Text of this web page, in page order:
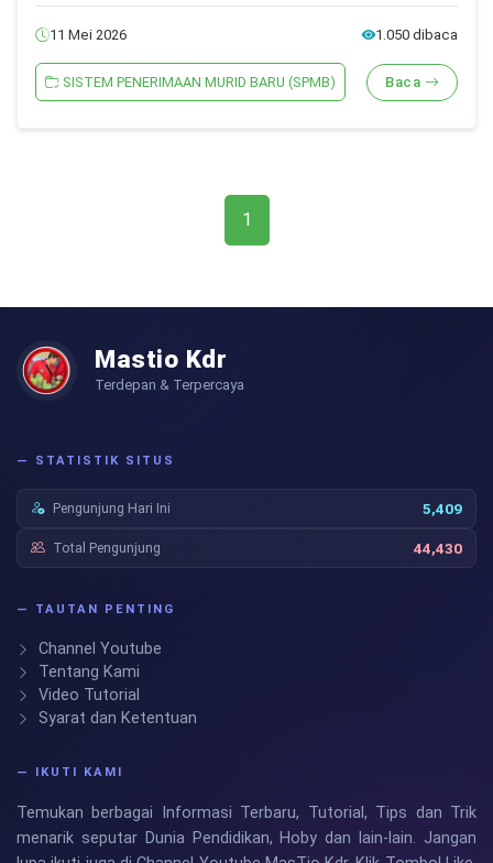
11 Mei 2026 1.050 dibaca
SISTEM PENERIMAAN MURID BARU (SPMB) Baca
1
Mastio Kdr
Terdepan & Terpercaya
— STATISTIK SITUS
Pengunjung Hari Ini 5,409
Total Pengunjung 44,430
— TAUTAN PENTING
Channel Youtube
Tentang Kami
Video Tutorial
Syarat dan Ketentuan
— IKUTI KAMI
Temukan berbagai Informasi Terbaru, Tutorial, Tips dan Trik
menarik seputar Dunia Pendidikan, Hoby dan lain-lain. Jangan